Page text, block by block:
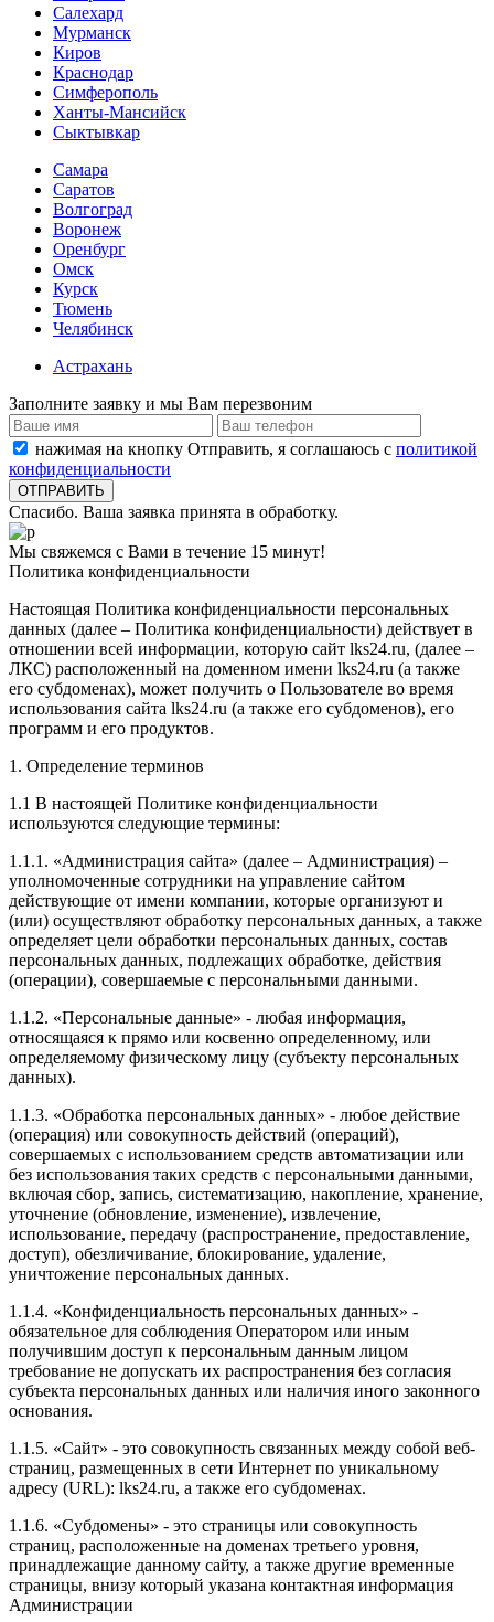
Салехард
Мурманск
Киров
Краснодар
Симферополь
Ханты-Мансийск
Сыктывкар
Самара
Саратов
Волгоград
Воронеж
Оренбург
Омск
Курск
Тюмень
Челябинск
Астрахань
Заполните заявку и мы Вам перезвоним
нажимая на кнопку Отправить, я соглашаюсь с политикой
конфиденциальности
Спасибо. Ваша заявка принята в обработку.
Мы свяжемся с Вами в течение 15 минут!
Политика конфиденциальности
Настоящая Политика конфиденциальности персональных
данных (далее – Политика конфиденциальности) действует в
отношении всей информации, которую сайт lks24.ru, (далее –
ЛКС) расположенный на доменном имени lks24.ru (а также
его субдоменах), может получить о Пользователе во время
использования сайта lks24.ru (а также его субдоменов), его
программ и его продуктов.
1. Определение терминов
1.1 В настоящей Политике конфиденциальности
используются следующие термины:
1.1.1. «Администрация сайта» (далее – Администрация) –
уполномоченные сотрудники на управление сайтом
действующие от имени компании, которые организуют и
(или) осуществляют обработку персональных данных, а также
определяет цели обработки персональных данных, состав
персональных данных, подлежащих обработке, действия
(операции), совершаемые с персональными данными.
1.1.2. «Персональные данные» - любая информация,
относящаяся к прямо или косвенно определенному, или
определяемому физическому лицу (субъекту персональных
данных).
1.1.3. «Обработка персональных данных» - любое действие
(операция) или совокупность действий (операций),
совершаемых с использованием средств автоматизации или
без использования таких средств с персональными данными,
включая сбор, запись, систематизацию, накопление, хранение,
уточнение (обновление, изменение), извлечение,
использование, передачу (распространение, предоставление,
доступ), обезличивание, блокирование, удаление,
уничтожение персональных данных.
1.1.4. «Конфиденциальность персональных данных» -
обязательное для соблюдения Оператором или иным
получившим доступ к персональным данным лицом
требование не допускать их распространения без согласия
субъекта персональных данных или наличия иного законного
основания.
1.1.5. «Сайт» - это совокупность связанных между собой веб-
страниц, размещенных в сети Интернет по уникальному
адресу (URL): lks24.ru, а также его субдоменах.
1.1.6. «Субдомены» - это страницы или совокупность
страниц, расположенные на доменах третьего уровня,
принадлежащие данному сайту, а также другие временные
страницы, внизу который указана контактная информация
Администрации